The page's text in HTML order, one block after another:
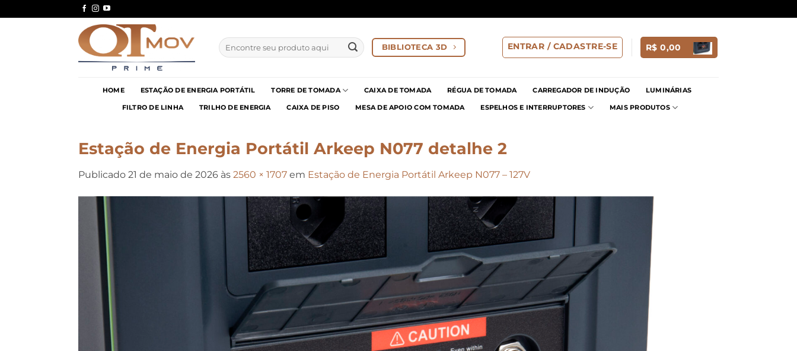
to
Pesquisar
por:
BIBLIOTECA 3D ENTRAR / CADASTRE-SE R$ 0,00
HOME ESTAÇÃO DE ENERGIA PORTÁTIL TORRE DE TOMADA CAIXA DE TOMADA RÉGUA DE TOMADA CARREGADOR DE INDUÇÃO LUMINÁRIAS
FILTRO DE LINHA TRILHO DE ENERGIA CAIXA DE PISO MESA DE APOIO COM TOMADA ESPELHOS E INTERRUPTORES MAIS PRODUTOS
Estação de Energia Portátil Arkeep N077 detalhe 2
Publicado 21 de maio de 2026 às 2560 × 1707 em Estação de Energia Portátil Arkeep N077 – 127V